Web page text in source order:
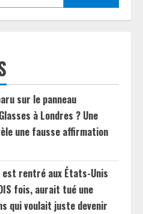
sur le panneau
à Londres ? Une
une fausse affirmation
rentré aux États-Unis
fois, aurait tué une
qui voulait juste devenir